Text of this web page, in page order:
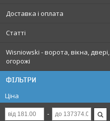
Доставка і оплата
Статті
Wisniowski - ворота, вікна, двері,
огорожі
ФІЛЬТРИ
Ціна